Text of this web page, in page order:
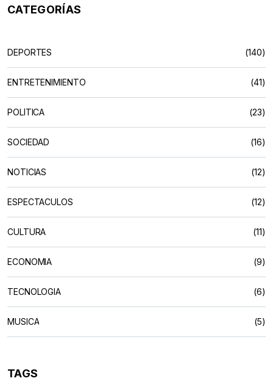
CATEGORÍAS
DEPORTES (140)
ENTRETENIMIENTO (41)
POLÍTICA (23)
SOCIEDAD (16)
NOTICIAS (12)
ESPECTACULOS (12)
CULTURA (11)
ECONOMIA (9)
TECNOLOGIA (6)
MUSICA (5)
TAGS